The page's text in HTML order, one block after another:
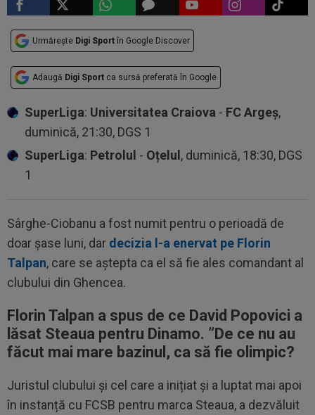
Urmărește Digi Sport în Google Discover
Adaugă Digi Sport ca sursă preferată în Google
SuperLiga: Universitatea Craiova - FC Argeș,
duminică, 21:30, DGS 1
SuperLiga: Petrolul - Oțelul, duminică, 18:30, DGS
1
Sârghe-Ciobanu a fost numit pentru o perioadă de
doar șase luni, dar decizia l-a enervat pe Florin
Talpan, care se aștepta ca el să fie ales comandant al
clubului din Ghencea.
Florin Talpan a spus de ce David Popovici a
lăsat Steaua pentru Dinamo. ”De ce nu au
făcut mai mare bazinul, ca să fie olimpic?
Juristul clubului și cel care a inițiat și a luptat mai apoi
în instanță cu FCSB pentru marca Steaua, a dezvăluit